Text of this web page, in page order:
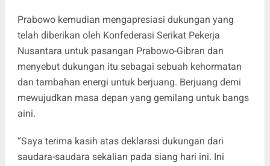
Prabowo kemudian mengapresiasi dukungan yang
telah diberikan oleh Konfederasi Serikat Pekerja
Nusantara untuk pasangan Prabowo-Gibran dan
menyebut dukungan itu sebagai sebuah kehormatan
dan tambahan energi untuk berjuang. Berjuang demi
mewujudkan masa depan yang gemilang untuk bangs
aini.
“Saya terima kasih atas deklarasi dukungan dari
saudara-saudara sekalian pada siang hari ini. Ini